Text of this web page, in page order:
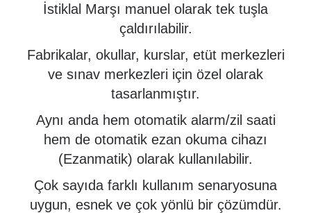
İstiklal Marşı manuel olarak tek tuşla
çaldırılabilir.
Fabrikalar, okullar, kurslar, etüt merkezleri
ve sınav merkezleri için özel olarak
tasarlanmıştır.
Aynı anda hem otomatik alarm/zil saati
hem de otomatik ezan okuma cihazı
(Ezanmatik) olarak kullanılabilir.
Çok sayıda farklı kullanım senaryosuna
uygun, esnek ve çok yönlü bir çözümdür.